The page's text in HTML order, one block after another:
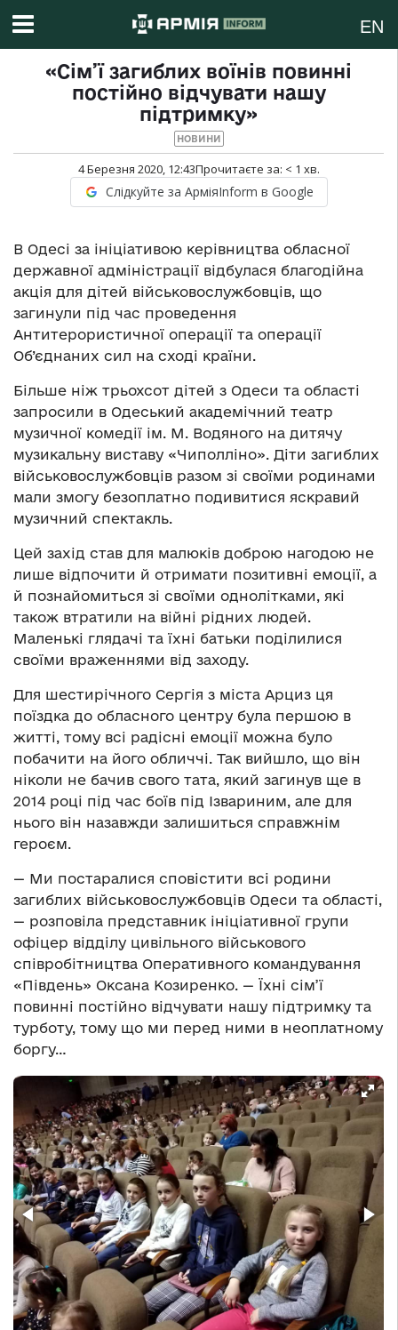
EN
«Сім’ї загиблих воїнів повинні
постійно відчувати нашу
підтримку»
НОВИНИ
4 Березня 2020, 12:43Прочитаєте за: < 1 хв.
Слідкуйте за АрміяInform в Google
В Одесі за ініціативою керівництва обласної
державної адміністрації відбулася благодійна
акція для дітей військовослужбовців, що
загинули під час проведення
Антитерористичної операції та операції
Об’єднаних сил на сході країни.
Більше ніж трьохсот дітей з Одеси та області
запросили в Одеський академічний театр
музичної комедії ім. М. Водяного на дитячу
музикальну виставу «Чиполліно». Діти загиблих
військовослужбовців разом зі своїми родинами
мали змогу безоплатно подивитися яскравий
музичний спектакль.
Цей захід став для малюків доброю нагодою не
лише відпочити й отримати позитивні емоції, а
й познайомиться зі своїми однолітками, які
також втратили на війні рідних людей.
Маленькі глядачі та їхні батьки поділилися
своїми враженнями від заходу.
Для шестирічного Сергія з міста Арциз ця
поїздка до обласного центру була першою в
житті, тому всі радісні емоції можна було
побачити на його обличчі. Так вийшло, що він
ніколи не бачив свого тата, який загинув ще в
2014 році під час боїв під Ізвариним, але для
нього він назавжди залишиться справжнім
героєм.
— Ми постаралися сповістити всі родини
загиблих військовослужбовців Одеси та області,
— розповіла представник ініціативної групи
офіцер відділу цивільного військового
співробітництва Оперативного командування
«Південь» Оксана Козиренко. — Їхні сім’ї
повинні постійно відчувати нашу підтримку та
турботу, тому що ми перед ними в неоплатному
боргу…